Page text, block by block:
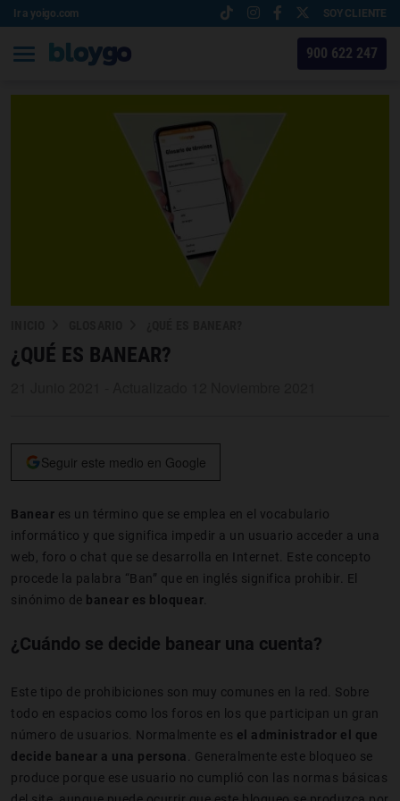
Ir a yoigo.com SOY CLIENTE
900 622 247
¿QUÉ ES BANEAR?
Seguir este medio en Google
Banear es un término que se emplea en el vocabulario
informático y que significa impedir a un usuario acceder a una
web, foro o chat que se desarrolla en Internet. Este concepto
procede la palabra “Ban” que en inglés significa prohibir. El
sinónimo de banear es bloquear
¿Cuándo se decide banear una cuenta?
Este tipo de prohibiciones son muy comunes en la red. Sobre
todo en espacios como los foros en los que participan un gran
número de usuarios. Normalmente es el administrador el que
decide banear a una persona . Generalmente este bloqueo se
produce porque ese usuario no cumplió con las normas básicas